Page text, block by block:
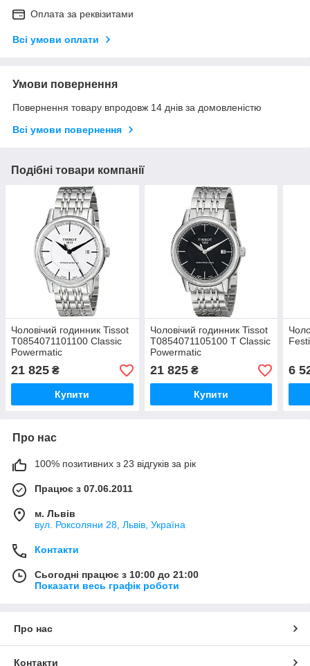
Оплата за реквізитами
Всі умови оплати
Умови повернення
Повернення товару впродовж 14 днів за домовленістю
Всі умови повернення
Подібні товари компанії
Чоловічий годинник Tissot
T0854071101100 Classic
Powermatic
21 825 ₴
Купити
Чоловічий годинник Tissot
T0854071105100 T Classic
Powermatic
21 825₴
Купити
6
Про нас
100% позитивних з 23 відгуків за рік
Працює з 07.06.2011
м. Львів
вул. Роксоляни 28, Львів, Україна
Контакти
Сьогодні працює з 10:00 до 21:00
Показати весь графік роботи
Про нас
Контакти